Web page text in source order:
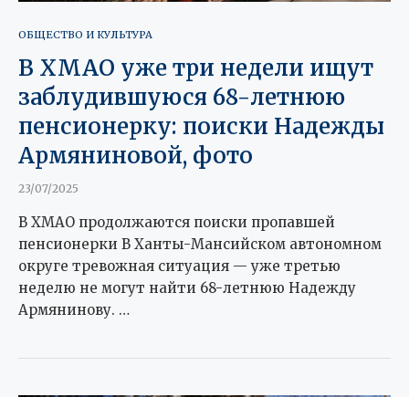
ОБЩЕСТВО И КУЛЬТУРА
В ХМАО уже три недели ищут
заблудившуюся 68-летнюю
пенсионерку: поиски Надежды
Армяниновой, фото
23/07/2025
В ХМАО продолжаются поиски пропавшей
пенсионерки В Ханты-Мансийском автономном
округе тревожная ситуация — уже третью
неделю не могут найти 68-летнюю Надежду
Армянинову. …